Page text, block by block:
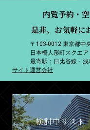
内覧予約・
是非、お気軽に
〒103-0012 東京都中
日本橋人形町スクエア
最寄駅：日比谷線・
サイト運営会社
検討中リスト